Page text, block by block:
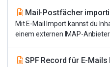
Mail-Postfächer
Mit E-Mail Import kannst du
einem externen IMAP-Anbieter
SPF Record für E-